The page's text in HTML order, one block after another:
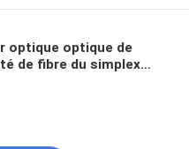
optique optique de
de fibre du simplex